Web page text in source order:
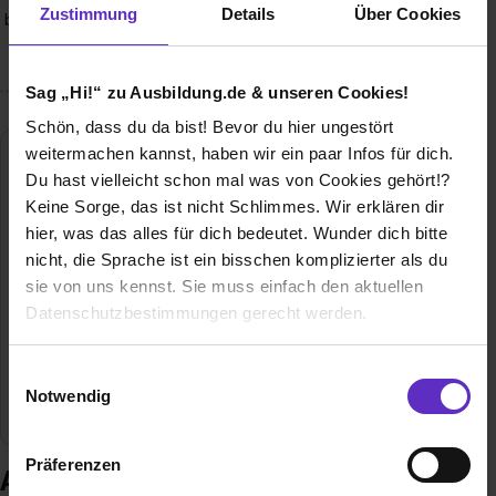
Zustimmung Details Über Cookies
Sag „Hi!“ zu Ausbildung.de & unseren Cookies!
Schön, dass du da bist! Bevor du hier ungestört
weitermachen kannst, haben wir ein paar Infos für dich.
Du hast vielleicht schon mal was von Cookies gehört!?
Keine Sorge, das ist nicht Schlimmes. Wir erklären dir
hier, was das alles für dich bedeutet. Wunder dich bitte
nicht, die Sprache ist ein bisschen komplizierter als du
sie von uns kennst. Sie muss einfach den aktuellen
Datenschutzbestimmungen gerecht werden.
Benutzung der Webseite getroffenen Einstellungen zu
Notwendig
Präferenzen
begleitet wirst und die IHK uns bereits für unsere exzellente
Ausbildungsqualität ausgezeichnet hat?
HOWOGE Wohnungsbaugesellschaft mbH
Stefan-Heym-Platz 1
10365 Berlin
030/5464-1286
Branche Immobilien / Facility Management
Ausbildung bei HOWOGE